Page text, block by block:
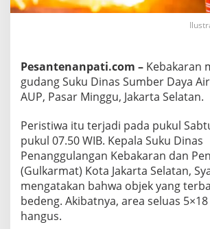
D
A
k
s
e
Pesantenanpati.com – Kebakaran
gudang Suku Dinas Sumber Daya Air
AUP, Pasar Minggu, Jakarta Selatan.
Peristiwa itu terjadi pada pukul
pukul 07.50 WIB. Kepala Suku Dinas
Penanggulangan Kebakaran dan
(Gulkarmat) Kota Jakarta Selatan,
mengatakan bahwa objek yang
bedeng. Akibatnya, area seluas
hangus.